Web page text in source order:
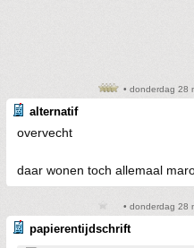
• donderdag 28
alternatif
overvecht
daar wonen toch allemaal
• donderdag 28
papierentijdschrift